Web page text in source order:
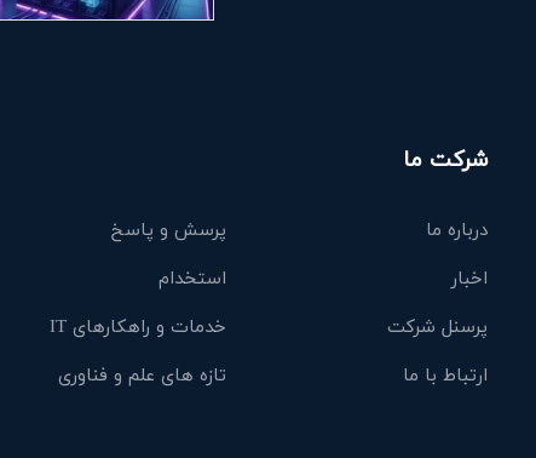
شرکت ما
درباره ما
پرسش و پاسخ
اخبار
استخدام
پرسنل شرکت
خدمات و راهکارهای IT
ارتباط با ما
تازه های علم و فناوری